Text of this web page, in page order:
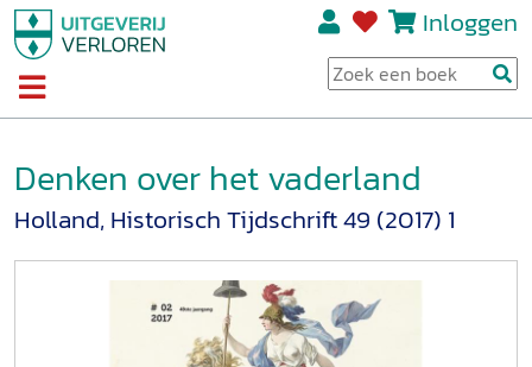
Inloggen
Denken over het vaderland
Holland, Historisch Tijdschrift 49 (2017) 1